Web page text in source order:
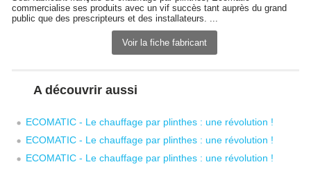
commercialise ses produits avec un vif succès tant auprès du grand
public que des prescripteurs et des installateurs. ...
Voir la fiche fabricant
A découvrir aussi
ECOMATIC - Le chauffage par plinthes : une révolution !
ECOMATIC - Le chauffage par plinthes : une révolution !
ECOMATIC - Le chauffage par plinthes : une révolution !